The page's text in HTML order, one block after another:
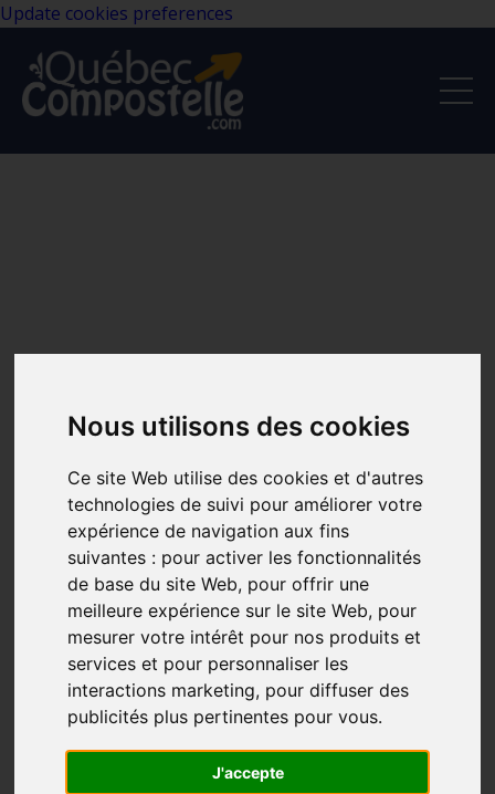
Nous utilisons des cookies
Ce site Web utilise des cookies et d'autres
technologies de suivi pour améliorer votre
expérience de navigation aux fins
suivantes : pour activer les fonctionnalités
de base du site Web, pour offrir une
meilleure expérience sur le site Web, pour
mesurer votre intérêt pour nos produits et
services et pour personnaliser les
interactions marketing, pour diffuser des
publicités plus pertinentes pour vous.
J'accepte
Update cookies preferences
Conférence/entrevue: Maman et
bébé en rando
Liberté Maman
Dec 20, 2021
« Je suis devenue accroc aux sommets. C’est
devenu un peu une drogue.»
Native de Saint-Élie-de-Caxton, Naomie Veillette est
une fille de challenge puis d’action dans la vie. Elle
découvre pas à pas la randonnée en montagne et